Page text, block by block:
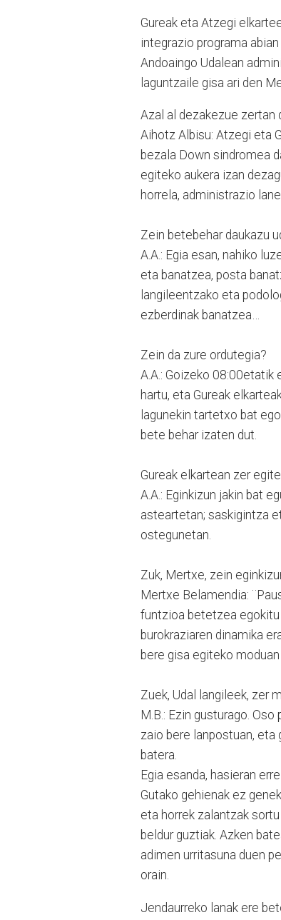
Gureak eta Atzegi
integrazio programa
Andoaingo Udalean
laguntzaile gisa ari den
Azal al dezakezue zertan
Aihotz Albisu: Atzegi eta
bezala Down sindromea
egiteko aukera izan
horrela, administrazio
Zein betebehar daukazu
A.A.: Egia esan, nahiko
eta banatzea, posta
langileentzako eta
ezberdinak banatzea…
Zein da zure ordutegia?
A.A.: Goizeko 08:00etatik
hartu, eta Gureak
lagunekin tartetxo bat
bete behar izaten dut.
Gureak elkartean zer
A.A.: Eginkizun jakin bat
asteartetan; saskigintza
ostegunetan.
Zuk, Mertxe, zein
Mertxe Belamendia:
funtzioa betetzea egokitu
burokraziaren dinamika
bere gisa egiteko moduan
Zuek, Udal langileek, zer
M.B.: Ezin gusturago.
zaio bere lanpostuan, eta
batera.
Egia esanda, hasieran
Gutako gehienak ez
eta horrek zalantzak
beldur guztiak. Azken
adimen urritasuna duen
orain.
Jendaurreko lanak ere